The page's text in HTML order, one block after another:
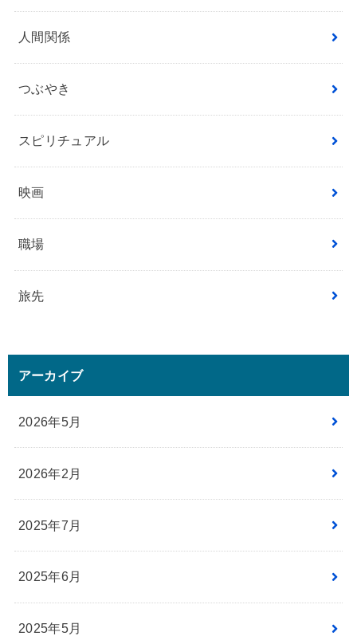
人間関係
つぶやき
スピリチュアル
映画
職場
旅先
アーカイブ
2026年5月
2026年2月
2025年7月
2025年6月
2025年5月